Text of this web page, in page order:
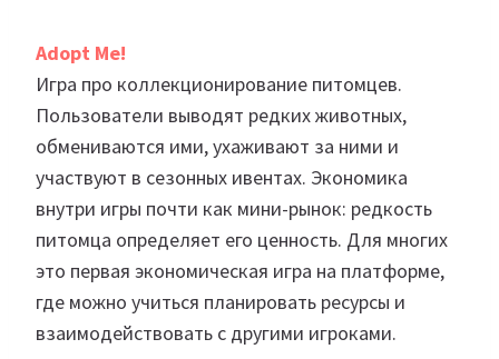
Adopt Me!
Игра про коллекционирование питомцев.
Пользователи выводят редких животных,
обмениваются ими, ухаживают за ними и
участвуют в сезонных ивентах. Экономика
внутри игры почти как мини-рынок: редкость
питомца определяет его ценность. Для многих
это первая экономическая игра на платформе,
где можно учиться планировать ресурсы и
взаимодействовать с другими игроками.